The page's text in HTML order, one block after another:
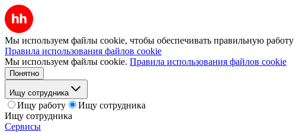
Мы используем файлы cookie, чтобы обеспечивать правильную работу
Правила использования файлов cookie
Мы используем файлы cookie. Правила использования файлов cookie
Понятно
Ищу сотрудника
Ищу работу
Ищу сотрудника
Ищу сотрудника
Сервисы